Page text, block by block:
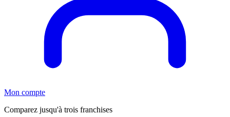
Mon compte
Comparez jusqu'à trois franchises